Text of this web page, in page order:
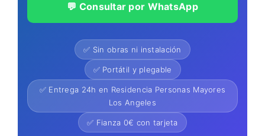
💬 Consultar por WhatsApp
✅ Sin obras ni instalación
✅ Portátil y plegable
✅ Entrega 24h en Residencia Personas Mayores
Los Angeles
✅ Fianza 0€ con tarjeta